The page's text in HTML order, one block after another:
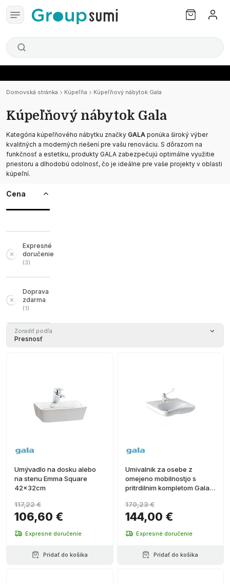
Domovská stránka Kúpeľňa Kúpeľňový nábytok Gala
Kúpeľňový nábytok Gala
Kategória kúpeľňového nábytku značky GALA ponúka široký výber
kvalitných a moderných riešení pre vašu renováciu. S dôrazom na
funkčnosť a estetiku, produkty GALA zabezpečujú optimálne využitie
priestoru a dlhodobú odolnosť, čo je ideálne pre vaše projekty v oblasti
kúpeľní.
Cena
Expresné
doručenie
(3)
Doprava
zdarma
(1)
Zoradiť podľa
Presnosť
Umývadlo na dosku alebo
na stenu Emma Square
42x32cm
106,60 €
117,22 €
Expresné doručenie
Pridať do košíka
Umivalnik za osebe z
omejeno mobilnostjo s
pritrdilnim kompletom Gala
144,00 €
170,23 €
Expresné doručenie
Pridať do košíka